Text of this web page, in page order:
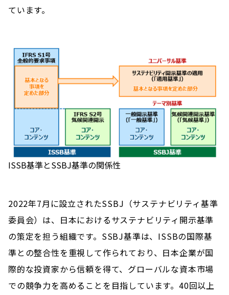
ています。
ISSB基準とSSBJ基準の関係性
2022年7月に設立されたSSBJ（サステナビリティ基準
委員会）は、日本におけるサステナビリティ開示基準
の策定を担う組織です。SSBJ基準は、ISSBの国際基
準との整合性を重視して作られており、日本企業が国
際的な投資家から信頼を得て、グローバルな資本市場
での競争力を高めることを目指しています。40回以上